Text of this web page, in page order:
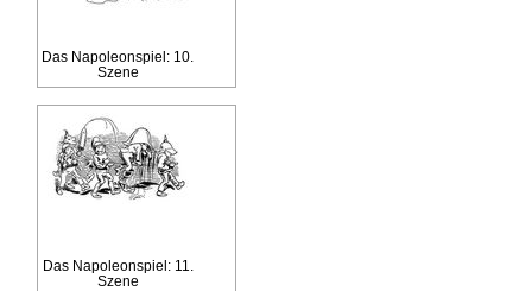
Das Napoleonspiel: 10.
Szene
Das Napoleonspiel: 11.
Szene